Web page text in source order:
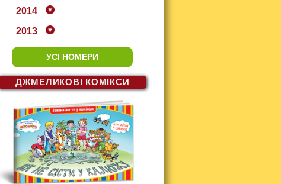
2014
2013
УСІ НОМЕРИ
ДЖМЕЛИКОВІ КОМІКСИ